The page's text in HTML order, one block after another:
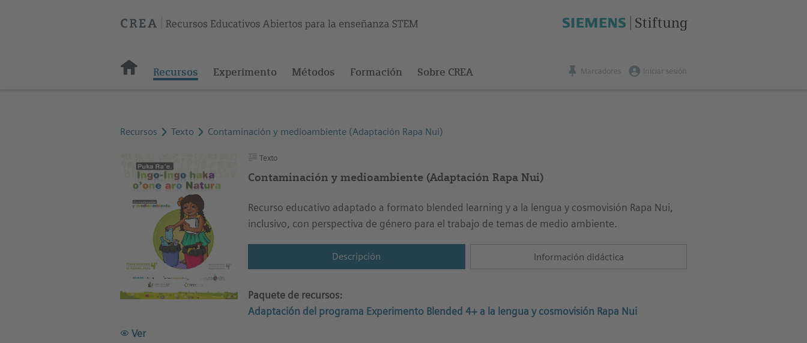
Recursos Experimento Métodos Formación Sobre CREA Marcadores Iniciar sesión
Recursos Texto Contaminación y medioambiente (Adaptación Rapa Nui)
Ver
Texto
Contaminación y medioambiente (Adaptación Rapa Nui)
Recurso educativo adaptado a formato blended learning y a la lengua y cosmovisión Rapa Nui,
inclusivo, con perspectiva de género para el trabajo de temas de medio ambiente.
Descripción Información didáctica
Paquete de recursos:
Adaptación del programa Experimento Blended 4+ a la lengua y cosmovisión Rapa Nui